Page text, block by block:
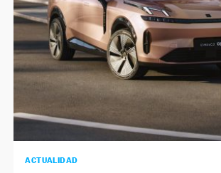
ACTUALIDAD